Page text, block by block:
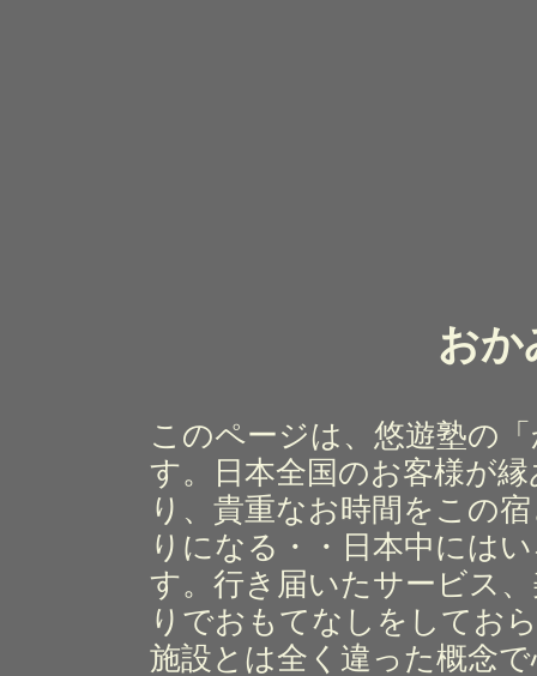
おか
このページは、悠遊塾の
す。日本全国のお客様が
り、貴重なお時間をこの
りになる・・日本中には
す。行き届いたサービス
りでおもてなしをしてお
施設とは全く違った概念